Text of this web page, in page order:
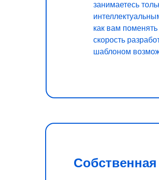
Собственная
занимаетесь
как вам
скорость
шаблоном